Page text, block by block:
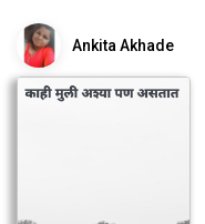
Ankita Akhade